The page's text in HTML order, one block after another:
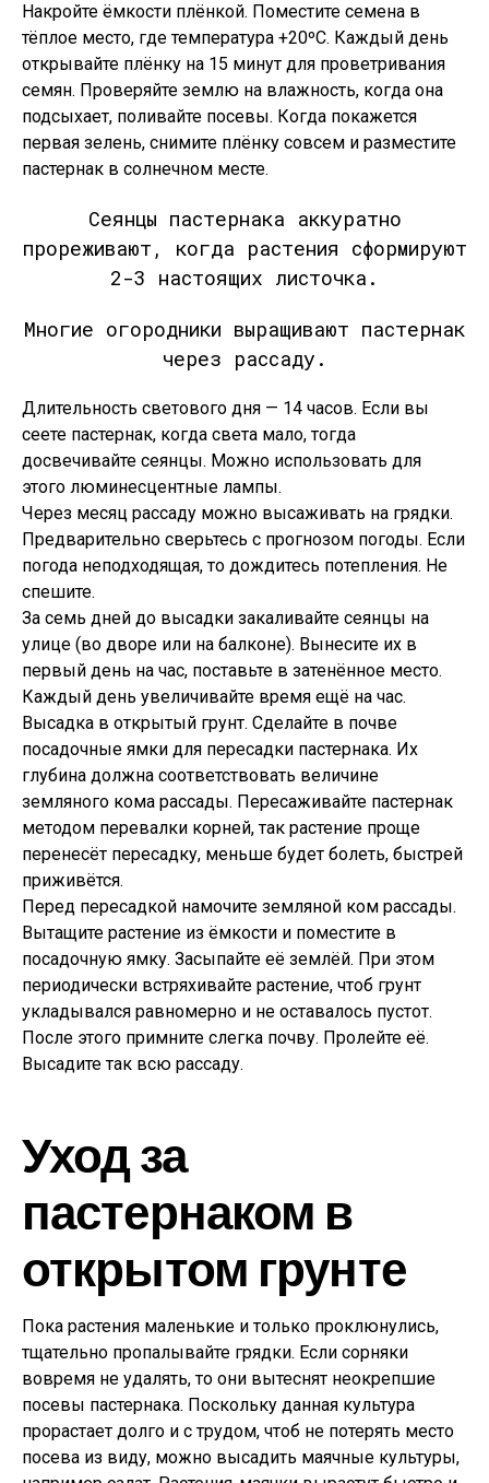
Накройте ёмкости плёнкой. Поместите семена в
тёплое место, где температура +20ºС. Каждый день
открывайте плёнку на 15 минут для проветривания
семян. Проверяйте землю на влажность, когда она
подсыхает, поливайте посевы. Когда покажется
первая зелень, снимите плёнку совсем и разместите
пастернак в солнечном месте.
Сеянцы пастернака аккуратно
прореживают, когда растения сформируют
2-3 настоящих листочка.
Многие огородники выращивают пастернак
через рассаду.
Длительность светового дня — 14 часов. Если вы
сеете пастернак, когда света мало, тогда
досвечивайте сеянцы. Можно использовать для
этого люминесцентные лампы.
Через месяц рассаду можно высаживать на грядки.
Предварительно сверьтесь с прогнозом погоды. Если
погода неподходящая, то дождитесь потепления. Не
спешите.
За семь дней до высадки закаливайте сеянцы на
улице (во дворе или на балконе). Вынесите их в
первый день на час, поставьте в затенённое место.
Каждый день увеличивайте время ещё на час.
Высадка в открытый грунт. Сделайте в почве
посадочные ямки для пересадки пастернака. Их
глубина должна соответствовать величине
земляного кома рассады. Пересаживайте пастернак
методом перевалки корней, так растение проще
перенесёт пересадку, меньше будет болеть, быстрей
приживётся.
Перед пересадкой намочите земляной ком рассады.
Вытащите растение из ёмкости и поместите в
посадочную ямку. Засыпайте её землёй. При этом
периодически встряхивайте растение, чтоб грунт
укладывался равномерно и не оставалось пустот.
После этого примните слегка почву. Пролейте её.
Высадите так всю рассаду.
Уход за
пастернаком в
открытом грунте
Пока растения маленькие и только проклюнулись,
тщательно пропалывайте грядки. Если сорняки
вовремя не удалять, то они вытеснят неокрепшие
посевы пастернака. Поскольку данная культура
прорастает долго и с трудом, чтоб не потерять место
посева из виду, можно высадить маячные культуры,